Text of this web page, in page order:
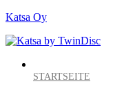
Katsa Oy
STARTSEITE